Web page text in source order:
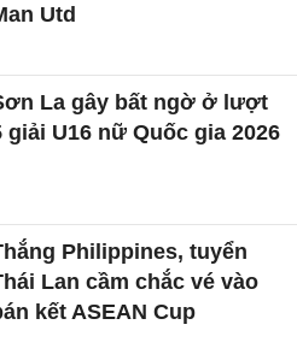
Utd
La gây bất ngờ ở lượt
giải U16 nữ Quốc gia 2026
Philippines, tuyển
Lan cầm chắc vé vào
kết ASEAN Cup